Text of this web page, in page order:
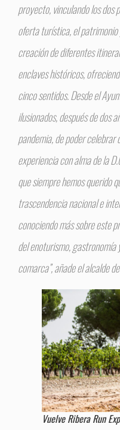
proyecto, vinculando los dos
oferta turística, el
creación de diferentes
enclaves históricos,
cinco sentidos. Desde el
ilusionados, después de dos
pandemia, de poder
experiencia con alma de la
que siempre hemos querido
trascendencia nacional e
conociendo más sobre este
del enoturismo,
comarca”, añade el alcalde
Vuelve Ribera Run